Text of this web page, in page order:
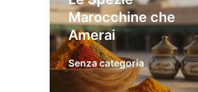
Marocchine che
Amerai
Senza categoria